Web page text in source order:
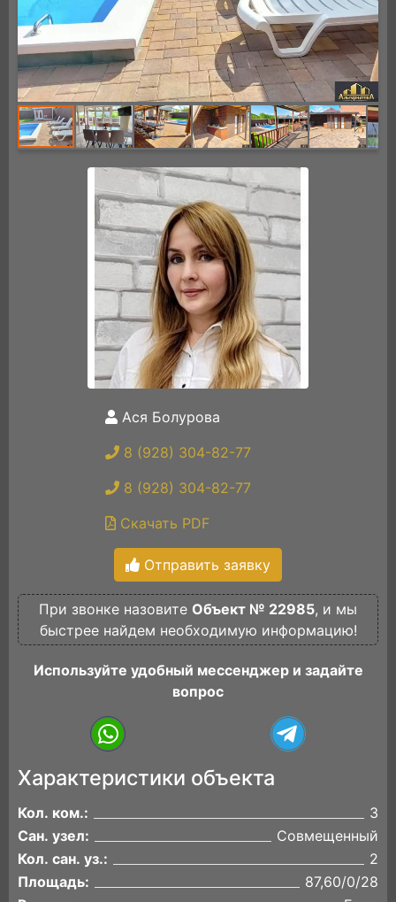
Ася Болурова
8 (928) 304-82-77
8 (928) 304-82-77
Скачать PDF
Отправить заявку
При звонке назовите Объект № 22985, и мы
быстрее найдем необходимую информацию!
Используйте удобный мессенджер и задайте
вопрос
Характеристики объекта
Кол. ком.:
3
Сан. узел:
Совмещенный
Кол. сан. уз.:
2
Площадь:
87,60/0/28